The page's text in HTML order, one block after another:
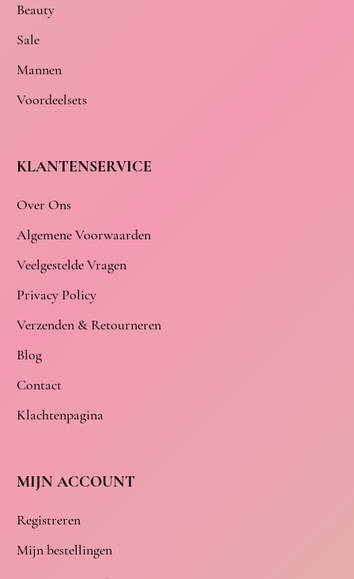
Beauty
Sale
Mannen
Voordeelsets
KLANTENSERVICE
Over Ons
Algemene Voorwaarden
Veelgestelde Vragen
Privacy Policy
Verzenden & Retourneren
Blog
Contact
Klachtenpagina
MIJN ACCOUNT
Registreren
Mijn bestellingen